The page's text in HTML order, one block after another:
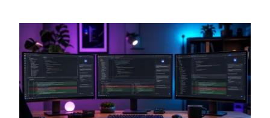
Genspark und Perplexity fort.